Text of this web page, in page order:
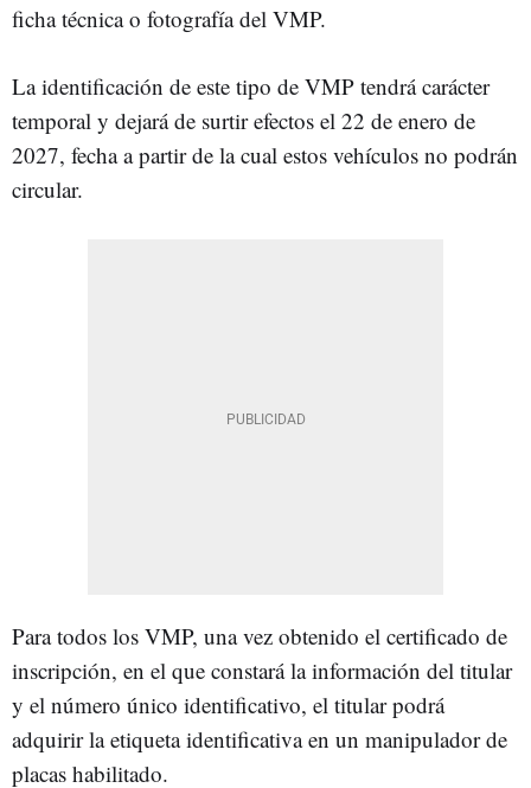
ficha técnica o fotografía del VMP.
La identificación de este tipo de VMP tendrá carácter
temporal y dejará de surtir efectos el 22 de enero de
2027, fecha a partir de la cual estos vehículos no podrán
circular.
Para todos los VMP, una vez obtenido el certificado de
inscripción, en el que constará la información del titular
y el número único identificativo, el titular podrá
adquirir la etiqueta identificativa en un manipulador de
placas habilitado.